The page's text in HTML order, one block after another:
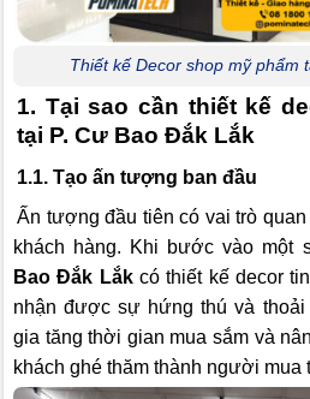
Thiết kế Decor shop mỹ phẩm
1. Tại sao cần thiết kế
tại P. Cư Bao Đắk Lắk
1.1. Tạo ấn tượng ban đầu
Ấn tượng đầu tiên có vai trò
khách hàng. Khi bước vào một
Bao Đắk Lắkcó thiết kế decor
nhận được sự hứng thú và
gia tăng thời gian mua sắm và
khách ghé thăm thành người mua